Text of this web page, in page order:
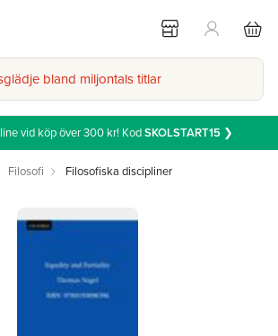
bland miljontals titlar
vid köp över 300 kr! KodSKOLSTART15 ❯
Filosofi Filosofiska discipliner